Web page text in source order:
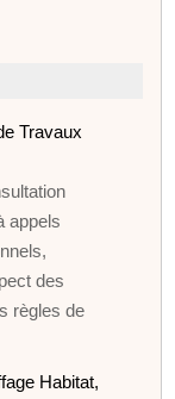
Travaux
appels
des
règles de
Habitat,